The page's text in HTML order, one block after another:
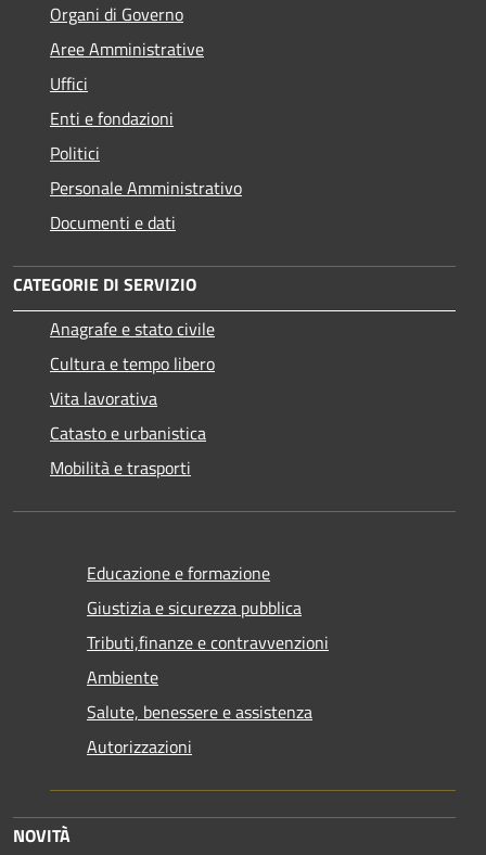
Organi di Governo
Aree Amministrative
Uffici
Enti e fondazioni
Politici
Personale Amministrativo
Documenti e dati
CATEGORIE DI SERVIZIO
Anagrafe e stato civile
Cultura e tempo libero
Vita lavorativa
Catasto e urbanistica
Mobilità e trasporti
Educazione e formazione
Giustizia e sicurezza pubblica
Tributi,finanze e contravvenzioni
Ambiente
Salute, benessere e assistenza
Autorizzazioni
NOVITÀ